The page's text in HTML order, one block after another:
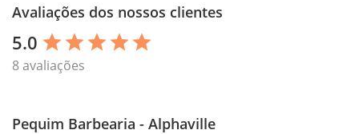
Avaliações dos nossos clientes
5.0 star star star star star
8 avaliações
Pequim Barbearia - Alphaville